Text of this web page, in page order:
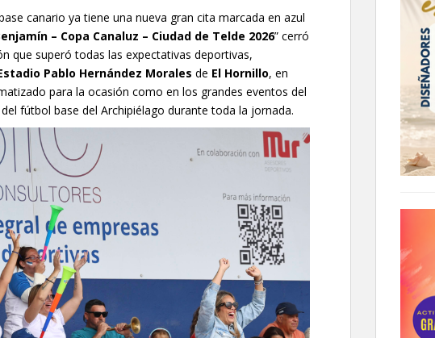
canario ya tiene una nueva gran cita marcada en azul
– Copa Canaluz – Ciudad de Telde 2026” cerró
que superó todas las expectativas deportivas,
Pablo Hernández Morales de El Hornillo, en
para la ocasión como en los grandes eventos del
fútbol base del Archipiélago durante toda la jornada.